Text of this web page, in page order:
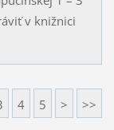
v knižnici
4 5 > >>